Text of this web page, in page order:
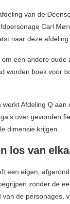
van de
Carl
naar deze
een andere
worden boek voor
Afdeling Q
over gevonden
dimensie krijgen.
los van
een eigen,
zonder de
van de personages,